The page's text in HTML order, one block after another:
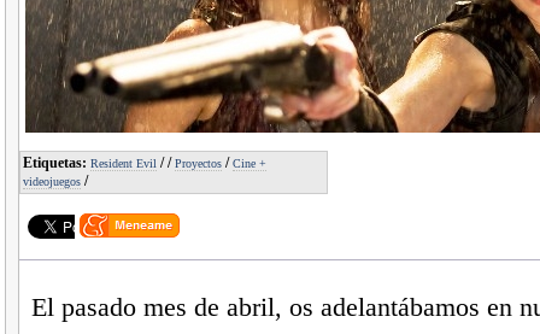
Etiquetas: Resident Evil//Proyectos/Cine +
videojuegos/
El pasado mes de abril, os adelantábamos en